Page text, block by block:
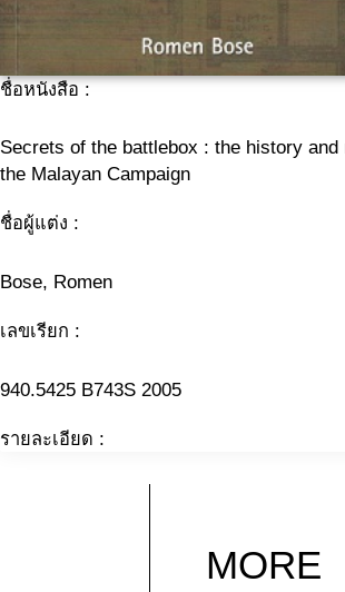
ชื่อหนังสือ :
Secrets of the battlebox : the history
the Malayan Campaign
ชื่อผู้แต่ง :
Bose, Romen
เลขเรียก :
940.5425 B743S 2005
รายละเอียด :
MORE